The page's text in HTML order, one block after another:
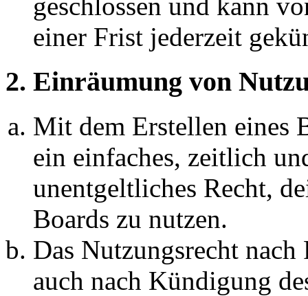
geschlossen und kann
einer Frist jederzeit
2. Einräumung von
Mit dem Erstellen eines
ein einfaches, zeitlich
unentgeltliches Recht,
Boards zu nutzen.
Das Nutzungsrecht
auch nach Kündigung